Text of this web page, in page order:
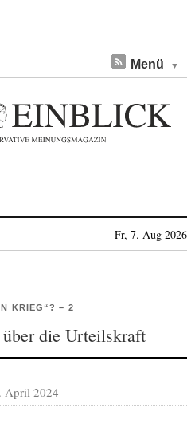
Menü
Fr, 7. Aug 2026
KRIEG“? – 2
die Urteilskraft
April 2024